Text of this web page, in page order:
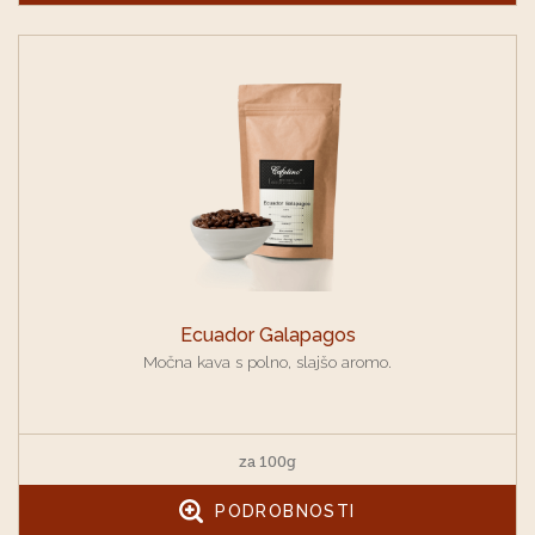
Ecuador Galapagos
Močna kava s polno, slajšo aromo.
za 100g
PODROBNOSTI